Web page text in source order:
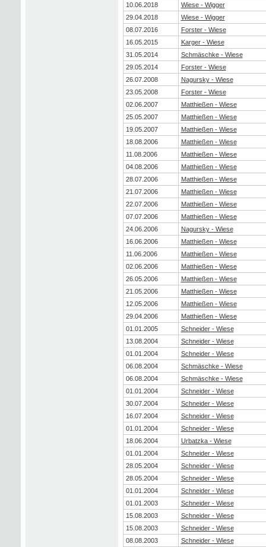
10.06.2018
Wiese - Wigger
29.04.2018
Wiese - Wigger
08.07.2016
Forster - Wiese
16.05.2015
Karger - Wiese
31.05.2014
Schmäschke - Wiese
29.05.2014
Forster - Wiese
26.07.2008
Nagursky - Wiese
23.05.2008
Forster - Wiese
02.06.2007
Matthießen - Wiese
25.05.2007
Matthießen - Wiese
19.05.2007
Matthießen - Wiese
18.08.2006
Matthießen - Wiese
11.08.2006
Matthießen - Wiese
04.08.2006
Matthießen - Wiese
28.07.2006
Matthießen - Wiese
21.07.2006
Matthießen - Wiese
22.07.2006
Matthießen - Wiese
07.07.2006
Matthießen - Wiese
24.06.2006
Nagursky - Wiese
16.06.2006
Matthießen - Wiese
11.06.2006
Matthießen - Wiese
02.06.2006
Matthießen - Wiese
26.05.2006
Matthießen - Wiese
21.05.2006
Matthießen - Wiese
12.05.2006
Matthießen - Wiese
29.04.2006
Matthießen - Wiese
01.01.2005
Schneider - Wiese
13.08.2004
Schneider - Wiese
01.01.2004
Schneider - Wiese
06.08.2004
Schmäschke - Wiese
06.08.2004
Schmäschke - Wiese
01.01.2004
Schneider - Wiese
30.07.2004
Schneider - Wiese
16.07.2004
Schneider - Wiese
01.01.2004
Schneider - Wiese
18.06.2004
Urbatzka - Wiese
01.01.2004
Schneider - Wiese
28.05.2004
Schneider - Wiese
28.05.2004
Schneider - Wiese
01.01.2004
Schneider - Wiese
01.01.2003
Schneider - Wiese
15.08.2003
Schneider - Wiese
15.08.2003
Schneider - Wiese
08.08.2003
Schneider - Wiese